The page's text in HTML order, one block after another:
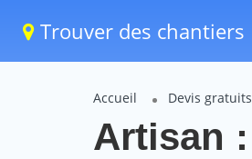
Trouver des chantiers
Accueil Devis
Artisan